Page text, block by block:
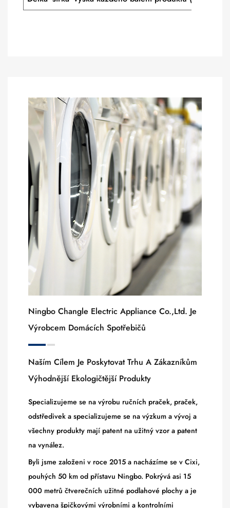
Ningbo Changle Electric Appliance Co.,ltd. Je
Výrobcem Domácích Spotřebičů
Naším Cílem Je Poskytovat Trhu A Zákazníkům
Výhodnější Ekologičtější Produkty
Specializujeme se na výrobu ručních praček, praček,
odstředivek a specializujeme se na výzkum a vývoj a
všechny produkty mají patent na užitný vzor a patent
na vynález.
Byli jsme založeni v roce 2015 a nacházíme se v Cixi,
pouhých 50 km od přístavu Ningbo. Pokrývá asi 15
000 metrů čtverečních užitné podlahové plochy a je
vybavena špičkovými výrobními a kontrolními